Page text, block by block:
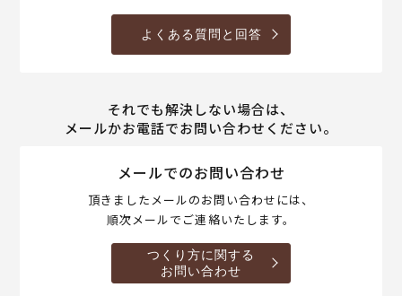
よくある質問と回答
それでも解決しない場合は、
メールかお電話でお問い合わせください。
メールでのお問い合わせ
頂きましたメールのお問い合わせには、
順次メールでご連絡いたします。
つくり方に関する
お問い合わせ